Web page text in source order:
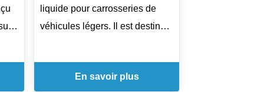
liquide pour carrosseries de
véhicules légers. Il est destiné à
nettoyer efficacement les
surfaces sans action
En savoir plus